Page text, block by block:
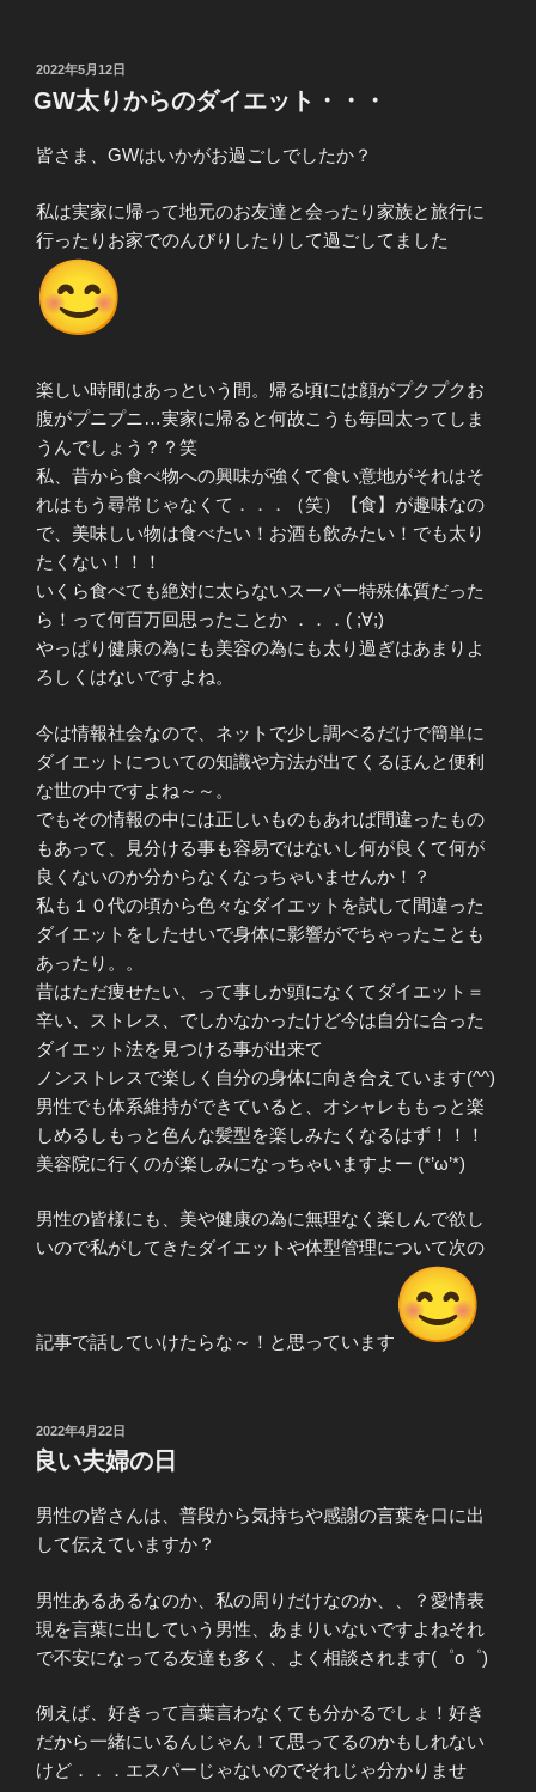
投
稿
日:
2022年5月12日
GW太りからのダイエット・・・
皆さま、GWはいかがお過ごしでしたか？
私は実家に帰って地元のお友達と会ったり家族と旅行に
行ったりお家でのんびりしたりして過ごしてました
楽しい時間はあっという間。帰る頃には顔がプクプクお
腹がプニプニ…実家に帰ると何故こうも毎回太ってしま
うんでしょう？？笑
私、昔から食べ物への興味が強くて食い意地がそれはそ
れはもう尋常じゃなくて．．．（笑）【食】が趣味なの
で、美味しい物は食べたい！お酒も飲みたい！でも太り
たくない！！！
いくら食べても絶対に太らないスーパー特殊体質だった
ら！って何百万回思ったことか ．．．( ;∀;)
やっぱり健康の為にも美容の為にも太り過ぎはあまりよ
ろしくはないですよね。
今は情報社会なので、ネットで少し調べるだけで簡単に
ダイエットについての知識や方法が出てくるほんと便利
な世の中ですよね～～。
でもその情報の中には正しいものもあれば間違ったもの
もあって、見分ける事も容易ではないし何が良くて何が
良くないのか分からなくなっちゃいませんか！？
私も１０代の頃から色々なダイエットを試して間違った
ダイエットをしたせいで身体に影響がでちゃったことも
あったり。。
昔はただ痩せたい、って事しか頭になくてダイエット＝
辛い、ストレス、でしかなかったけど今は自分に合った
ダイエット法を見つける事が出来て
ノンストレスで楽しく自分の身体に向き合えています(^^)
男性でも体系維持ができていると、オシャレももっと楽
しめるしもっと色んな髪型を楽しみたくなるはず！！！
美容院に行くのが楽しみになっちゃいますよー (*’ω’*)
男性の皆様にも、美や健康の為に無理なく楽しんで欲し
いので私がしてきたダイエットや体型管理について次の
記事で話していけたらな～！と思っています
投
稿
日:
2022年4月22日
良い夫婦の日
男性の皆さんは、普段から気持ちや感謝の言葉を口に出
して伝えていますか？
男性あるあるなのか、私の周りだけなのか、、？愛情表
現を言葉に出していう男性、あまりいないですよねそれ
で不安になってる友達も多く、よく相談されます(゜o゜)
例えば、好きって言葉言わなくても分かるでしょ！好き
だから一緒にいるんじゃん！て思ってるのかもしれない
けど．．．エスパーじゃないのでそれじゃ分かりませ